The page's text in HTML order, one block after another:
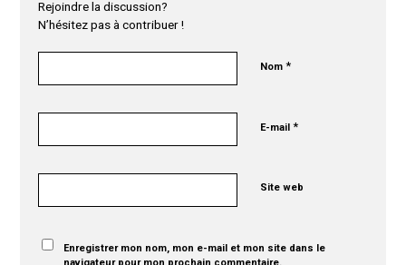
Rejoindre la discussion?
N’hésitez pas à contribuer !
Nom*
E-mail*
Site web
Enregistrer mon nom, mon e-mail et mon site dans le
navigateur pour mon prochain commentaire.